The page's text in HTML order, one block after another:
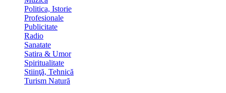
Politica, Istorie
Profesionale
Publicitate
Radio
Sanatate
Satira & Umor
Spiritualitate
Stiinţă, Tehnică
Turism Natură